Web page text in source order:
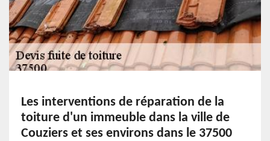
Les interventions de réparation de la
toiture d'un immeuble dans la ville de
Couziers et ses environs dans le 37500